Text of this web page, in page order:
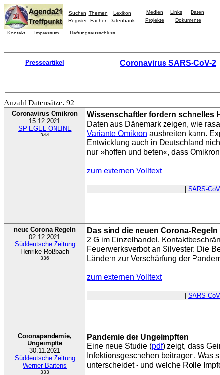
Suchen Themen
Lexikon
Register
Fächer Datenbank
Medien Links
Daten
Projekte
Dokumente
Kontakt Impressum Haftungsausschluss
Presseartikel Coronavirus SARS-CoV-2
Anzahl Datensätze: 92
Coronavirus Omikron
15.12.2021
SPIEGEL-ONLINE
344
Wissenschaftler fordern schnelles
Daten aus Dänemark zeigen, wie
Variante Omikron ausbreiten kann.
Entwicklung auch in Deutschland
nur »hoffen und beten«, dass
zum externen Volltext
SARS-
neue Corona Regeln
02.12.2021
Süddeutsche Zeitung
Henrike Roßbach
336
Das sind die neuen Corona-Regeln
2 G im Einzelhandel,
Feuerwerksverbot an Silvester: Die
Ländern zur Verschärfung der
zum externen Volltext
SARS-
Coronapandemie,
Ungeimpfte
30.11.2021
Süddeutsche Zeitung
Werner Bartens
333
Pandemie der Ungeimpften
Eine neue Studie (pdf) zeigt, dass
Infektionsgeschehen beitragen. Was
unterscheidet - und welche Rolle